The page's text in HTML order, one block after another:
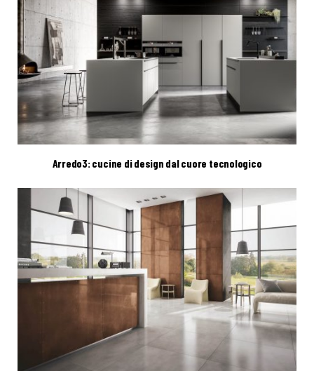
Arredo3: cucine di design dal cuore tecnologico